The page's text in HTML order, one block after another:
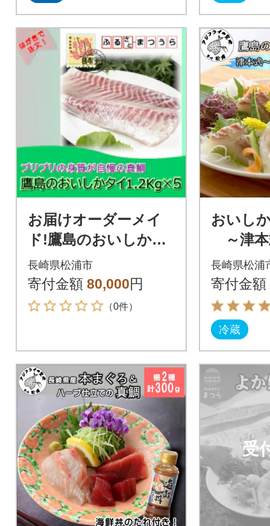
お届けオーダーメイ
ド!鷹島のおいしか鯛
1.2kg×5
長崎県松浦市
寄付金額 80,000円
（0件）
おいし
～津本
立て～
長崎県松浦
寄付金額
冷蔵
受